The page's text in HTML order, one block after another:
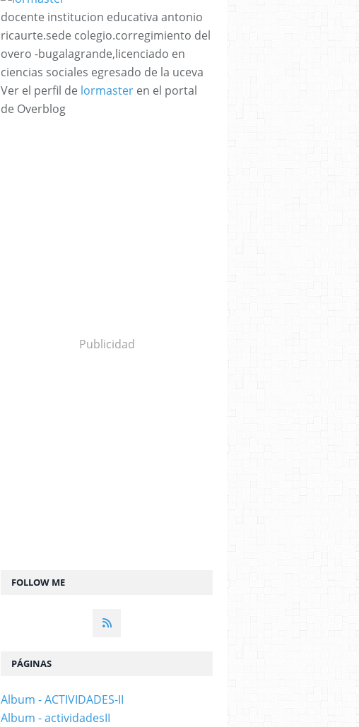
FOLLOW ME
docente institucion educativa antonio
ricaurte.sede colegio.corregimiento del
overo -bugalagrande,licenciado en
ciencias sociales egresado de la uceva
Ver el perfil de lormaster en el portal
de Overblog
Publicidad
PÁGINAS
Album - ACTIVIDADES-II
Album - actividadesII